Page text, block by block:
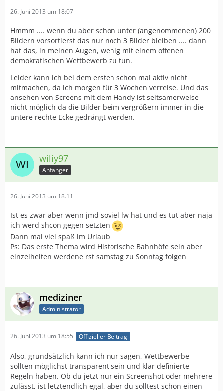
26. Juni 2013 um 18:07
Hmmm .... wenn du aber schon unter (angenommenen) 200
Bildern vorsortierst das nur noch 3 Bilder bleiben .... dann
hat das, in meinen Augen, wenig mit einem offenen
demokratischen Wettbewerb zu tun.
Leider kann ich bei dem ersten schon mal aktiv nicht
mitmachen, da ich morgen für 3 Wochen verreise. Und das
ansehen von Screens mit dem Handy ist seltsamerweise
nicht möglich da die Bilder beim vergrößern immer in die
untere rechte Ecke gedrängt werden.
wiliy97
Anfänger
26. Juni 2013 um 18:11
Ist es zwar aber wenn jmd soviel lw hat und es tut aber naja
ich werd shcon gegen setzten
Dann mal viel spaß im Urlaub
Ps: Das erste Thema wird Historische Bahnhöfe sein aber
einzelheiten werdene rst samstag zu Sonntag folgen
mediziner
Administrator
26. Juni 2013 um 18:55 Offizieller Beitrag
Also, grundsätzlich kann ich nur sagen, Wettbewerbe
sollten möglichst transparent sein und klar definierte
Regeln haben. Ob du jetzt nur ein Screenshot oder mehrere
zulässt, ist letztendlich egal, aber du solltest schon einen